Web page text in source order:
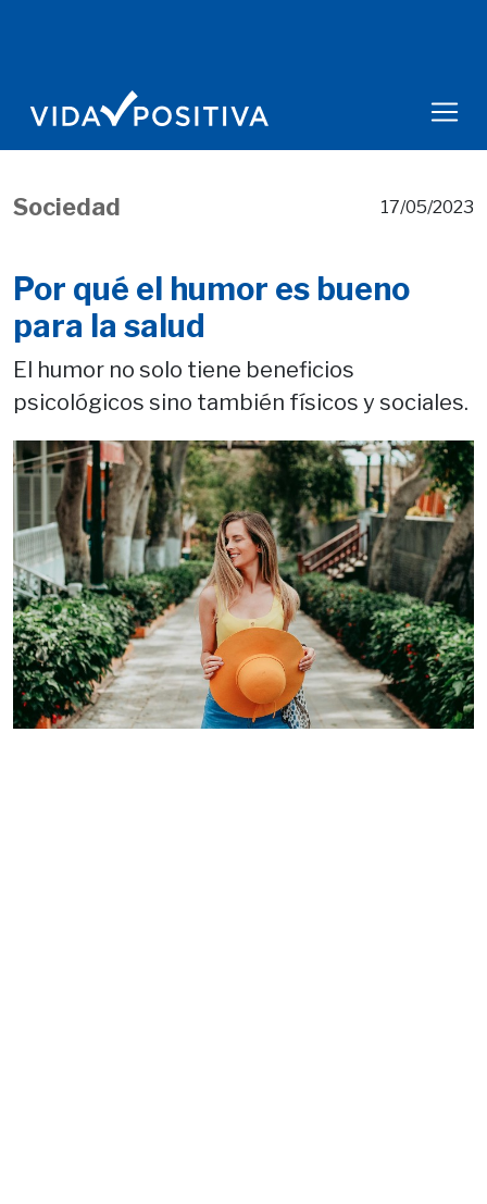
Sociedad 17/05/2023
Por qué el humor es bueno
para la salud
El humor no solo tiene beneficios
psicológicos sino también físicos y sociales.